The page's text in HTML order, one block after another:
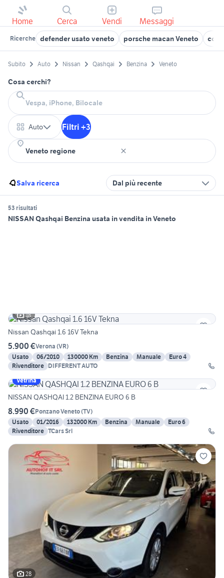
Home Cerca Vendi Messaggi
Ricerche defender usato veneto porsche macan Veneto
Subito Auto Nissan Qashqai Benzina Veneto
Cosa cerchi?
Auto Filtri +3
Salva ricerca Dal più recente
53 risultati
NISSAN Qashqai Benzina usata in vendita in Veneto
18
Nissan Qashqai 1.6 16V Tekna
5.900 €Verona (VR)
Usato
06/2010 130000 Km Benzina Manuale
Euro 4
Rivenditore DIFFERENT AUTO
Vetrina
NISSAN QASHQAI 1.2 BENZINA EURO 6 B
8.990 €Ponzano Veneto(TV)
Usato
01/2016 132000 Km Benzina Manuale
Euro 6
Rivenditore TCars Srl
28